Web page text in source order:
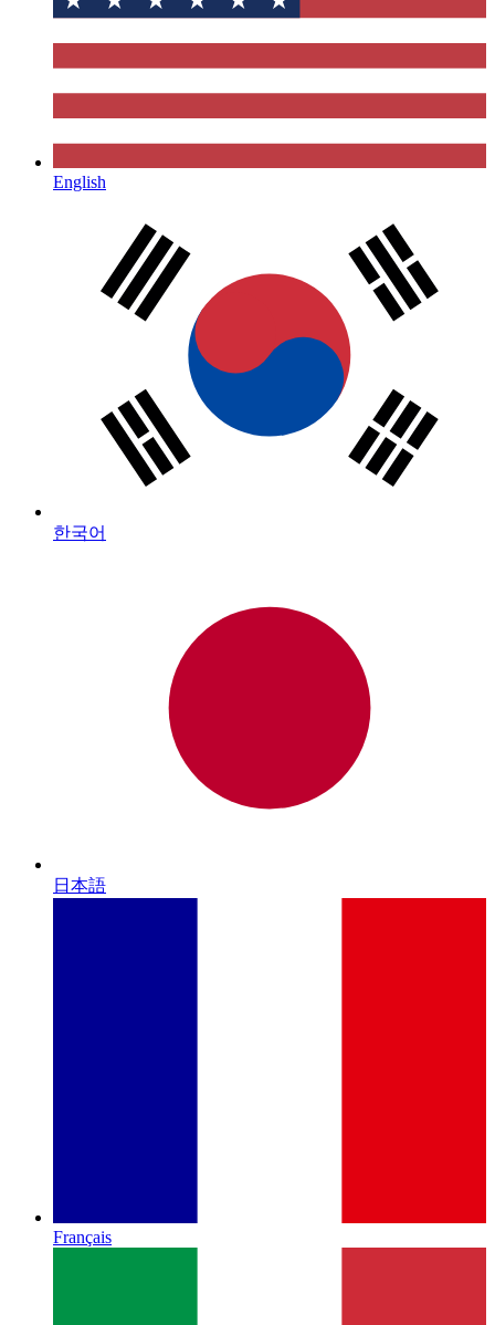
English
한국어
日本語
Français